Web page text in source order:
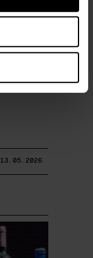
und
13.05.2026